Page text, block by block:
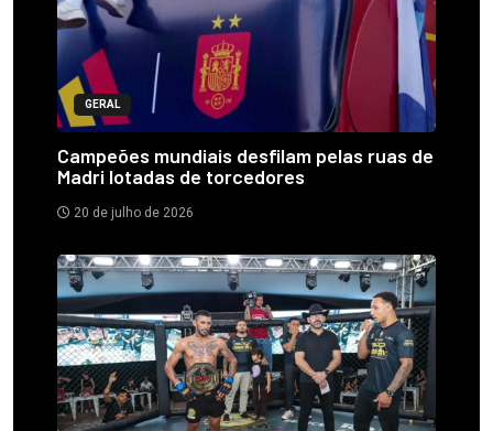
GERAL
Campeões mundiais desfilam pelas ruas de
Madri lotadas de torcedores
20 de julho de 2026